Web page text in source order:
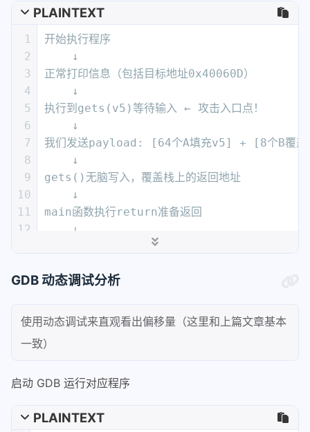
PLAINTEXT
1
2
3
4
5
6
7
8
9
10
11
12
15
17
开始执行程序
    ↓
正常打印信息（包括目标地址0x40060D）
    ↓
执行到gets(v5)等待输入 ← 攻击入口点！
    ↓
我们发送payload: [64个A填充v5] + [8个B
    ↓
gets()无脑写入，覆盖栈上的返回地址
    ↓
main函数执行return准备返回
    ↓
从栈上弹出返回地址，但弹出的是我们覆盖的
程序跳转到0x40060D（sub_40060D函数）
执行system("cat flag.txt") ← 攻击成功！
显示flag内容
GDB 动态调试分析
使用动态调试来直观看出偏移量（这里和上篇文章基本
一致）
启动 GDB 运行对应程序
PLAINTEXT